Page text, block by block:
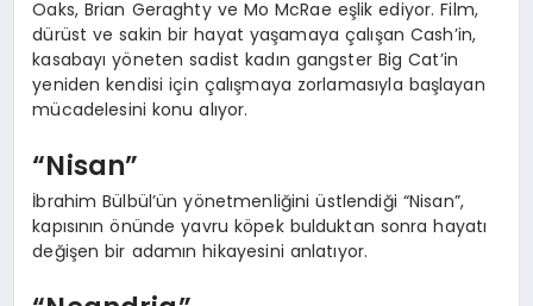
Oaks, Brian Geraghty ve Mo McRae eşlik ediyor. Film,
dürüst ve sakin bir hayat yaşamaya çalışan Cash’in,
kasabayı yöneten sadist kadın gangster Big Cat’in
yeniden kendisi için çalışmaya zorlamasıyla başlayan
mücadelesini konu alıyor.
“Nisan”
İbrahim Bülbül’ün yönetmenliğini üstlendiği “Nisan”,
kapısının önünde yavru köpek bulduktan sonra hayatı
değişen bir adamın hikayesini anlatıyor.